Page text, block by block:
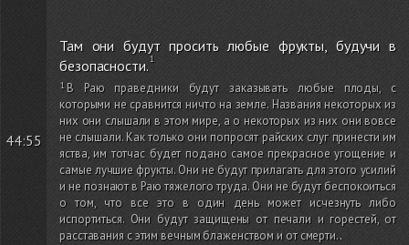
44:55
Там они будут просить любые фрукты, будучи в
безопасности.
В Раю праведники будут заказывать любые плоды, с
которыми не сравнится ничто на земле. Названия некоторых из
них они слышали в этом мире, а о некоторых из них они вовсе
не слышали. Как только они попросят райских слуг принести им
яства, им тотчас будет подано самое прекрасное угощение и
самые лучшие фрукты. Они не будут прилагать для этого усилий
и не познают в Раю тяжелого труда. Они не будут беспокоиться
о том, что все это в один день может исчезнуть либо
испортиться. Они будут защищены от печали и горестей, от
расставания с этим вечным блаженством и от смерти..